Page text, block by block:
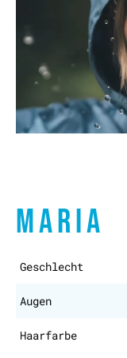
MARIA
Geschlecht
Augen
Haarfarbe